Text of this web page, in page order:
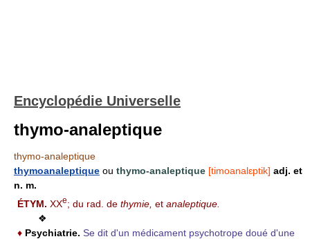
Encyclopédie Universelle
thymo-analeptique
thymo-analeptique
thymoanaleptique ou thymo-analeptique [timoanalɛptik] adj. et
n. m.
ÉTYM. XXe; du rad. de thymie, et analeptique.
❖
♦ Psychiatrie. Se dit d'un médicament psychotrope doué d'une